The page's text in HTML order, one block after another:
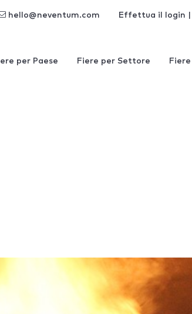
hello@neventum.com Effettua il login
per Paese Fiere per Settore